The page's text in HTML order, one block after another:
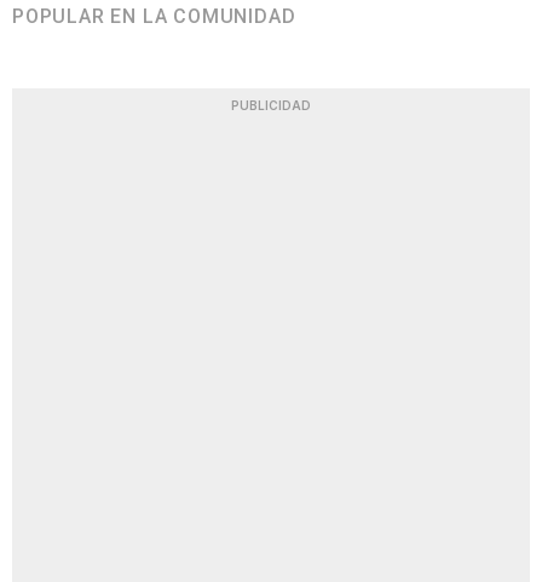
POPULAR EN LA COMUNIDAD
PUBLICIDAD